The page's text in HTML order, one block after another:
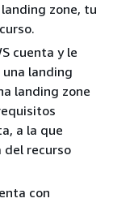
zone, tu
cuenta y le
landing
landing zone
a la que
del recurso
con